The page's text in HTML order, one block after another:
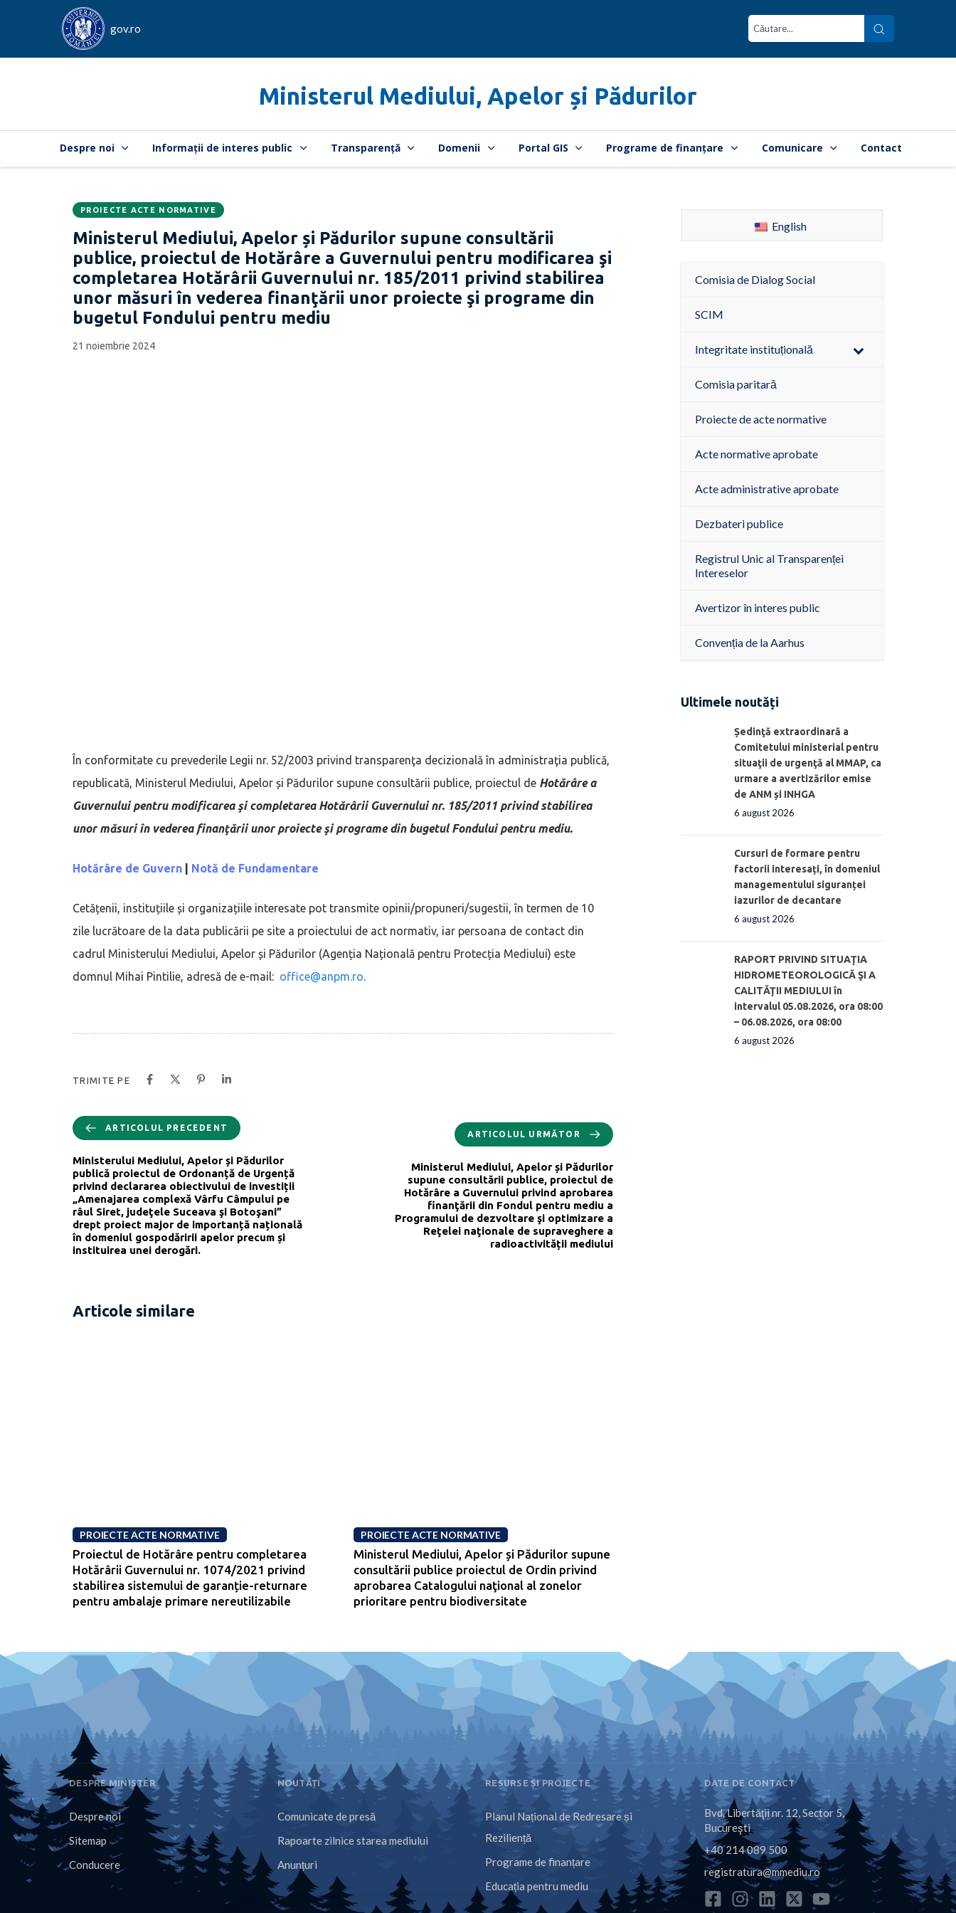
gov.ro
Ministerul Mediului, Apelor și Pădurilor
Despre noi Informații de interes public Transparență Domenii Portal GIS Programe de finanțare Comunicare Contact
CATEGORIA:
PROIECTE ACTE NORMATIVE
Ministerul Mediului, Apelor și Pădurilor supune consultării
publice, proiectul de Hotărâre a Guvernului pentru modificarea şi
completarea Hotărârii Guvernului nr. 185/2011 privind stabilirea
unor măsuri în vederea finanţării unor proiecte şi programe din
bugetul Fondului pentru mediu
Data
publicării:
21 noiembrie 2024
În conformitate cu prevederile Legii nr. 52/2003 privind transparenţa decizională în administraţia publică,
republicată, Ministerul Mediului, Apelor și Pădurilor supune consultării publice, proiectul de Hotărâre a
Guvernului pentru modificarea şi completarea Hotărârii Guvernului nr. 185/2011 privind stabilirea
unor măsuri în vederea finanţării unor proiecte şi programe din bugetul Fondului pentru mediu.
Hotărâre de Guvern Notă de Fundamentare
Cetățenii, instituțiile și organizațiile interesate pot transmite opinii/propuneri/sugestii, în termen de 10
zile lucrătoare de la data publicării pe site a proiectului de act normativ, iar persoana de contact din
cadrul Ministerului Mediului, Apelor și Pădurilor (Agenția Națională pentru Protecția Mediului) este
domnul Mihai Pintilie, adresă de e-mail: office@anpm.ro.
TRIMITE PE
ARTICOLUL PRECEDENT
Ministerului Mediului, Apelor și Pădurilor
publică proiectul de Ordonanță de Urgență
privind declararea obiectivului de investiții
„Amenajarea complexă Vârfu Câmpului pe
râul Siret, judeţele Suceava şi Botoşani”
drept proiect major de importanță națională
în domeniul gospodăririi apelor precum și
instituirea unei derogări.
ARTICOLUL URMĂTOR
Ministerul Mediului, Apelor și Pădurilor
supune consultării publice, proiectul de
Hotărâre a Guvernului privind aprobarea
finanţării din Fondul pentru mediu a
Programului de dezvoltare şi optimizare a
Reţelei naţionale de supraveghere a
radioactivității mediului
Articole similare
PROIECTE ACTE NORMATIVE
Proiectul de Hotărâre pentru completarea
Hotărârii Guvernului nr. 1074/2021 privind
stabilirea sistemului de garanție-returnare
pentru ambalaje primare nereutilizabile
PROIECTE ACTE NORMATIVE
Ministerul Mediului, Apelor și Pădurilor supune
consultării publice proiectul de Ordin privind
aprobarea Catalogului naţional al zonelor
prioritare pentru biodiversitate
English
Comisia de Dialog Social
SCIM
Integritate instituțională
Comisia paritară
Proiecte de acte normative
Acte normative aprobate
Acte administrative aprobate
Dezbateri publice
Registrul Unic al Transparenței
Intereselor
Avertizor în interes public
Convenția de la Aarhus
Ultimele noutăți
Ședinţă extraordinară a
Comitetului ministerial pentru
situaţii de urgenţă al MMAP, ca
urmare a avertizărilor emise
de ANM și INHGA
6 august 2026
Cursuri de formare pentru
factorii interesați, în domeniul
managementului siguranței
iazurilor de decantare
6 august 2026
RAPORT PRIVIND SITUAŢIA
HIDROMETEOROLOGICĂ ŞI A
CALITĂŢII MEDIULUI în
intervalul 05.08.2026, ora 08:00
– 06.08.2026, ora 08:00
6 august 2026
DESPRE MINISTER
Despre noi
Sitemap
Conducere
NOUTĂȚI
Comunicate de presă
Rapoarte zilnice starea mediului
Anunțuri
RESURSE ȘI PROIECTE
Planul Național de Redresare și
Reziliență
Programe de finanțare
Educația pentru mediu
DATE DE CONTACT
Bvd. Libertăţii nr. 12, Sector 5,
Bucureşti
+40 214 089 500
registratura@mmediu.ro